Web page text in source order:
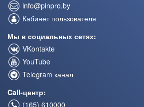
info@pinpro.by
Кабинет пользователя
Мы в социальных сетях:
VKontakte
YouTube
Telegram канал
Call-центр:
(165) 610000